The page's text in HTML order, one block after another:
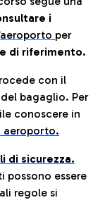
i
per
di riferimento.
con il
bagaglio. Per
conoscere in
aeroporto.
di sicurezza.
possono essere
regole si